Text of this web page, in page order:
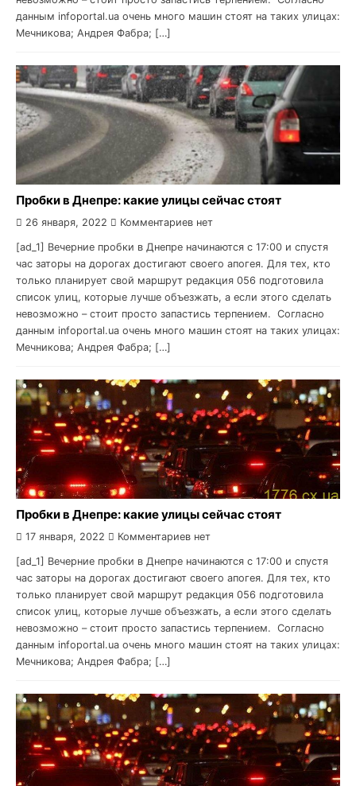
данным infoportal.ua очень много машин стоят на таких улицах:
Мечникова; Андрея Фабра; […]
Пробки в Днепре: какие улицы сейчас стоят
26 января, 2022 Комментариев нет
[ad_1] Вечерние пробки в Днепре начинаются с 17:00 и спустя
час заторы на дорогах достигают своего апогея. Для тех, кто
только планирует свой маршрут редакция 056 подготовила
список улиц, которые лучше объезжать, а если этого сделать
невозможно – стоит просто запастись терпением. Согласно
данным infoportal.ua очень много машин стоят на таких улицах:
Мечникова; Андрея Фабра; […]
Пробки в Днепре: какие улицы сейчас стоят
17 января, 2022 Комментариев нет
[ad_1] Вечерние пробки в Днепре начинаются с 17:00 и спустя
час заторы на дорогах достигают своего апогея. Для тех, кто
только планирует свой маршрут редакция 056 подготовила
список улиц, которые лучше объезжать, а если этого сделать
невозможно – стоит просто запастись терпением. Согласно
данным infoportal.ua очень много машин стоят на таких улицах:
Мечникова; Андрея Фабра; […]